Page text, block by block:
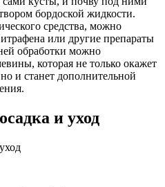
бордоской жидкости.
средства, можно
или другие препараты
обработки можно
которая не только окажет
и станет дополнительной
и уход